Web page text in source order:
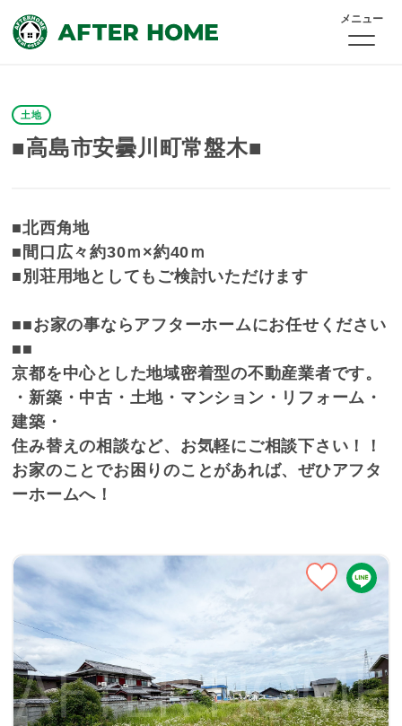
メニュー
土地
■高島市安曇川町常盤木■
■北西角地
■間口広々約30ｍ×約40ｍ
■別荘用地としてもご検討いただけます
■■お家の事ならアフターホームにお任せください
■■
京都を中心とした地域密着型の不動産業者です。
・新築・中古・土地・マンション・リフォーム・
建築・
住み替えの相談など、お気軽にご相談下さい！！
お家のことでお困りのことがあれば、ぜひアフタ
ーホームへ！